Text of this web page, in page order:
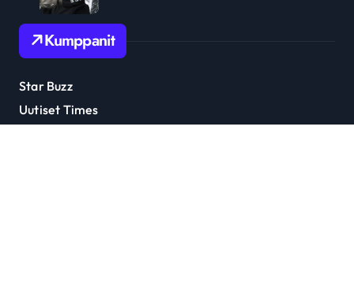
Kumppanit
Star Buzz
Uutiset Times